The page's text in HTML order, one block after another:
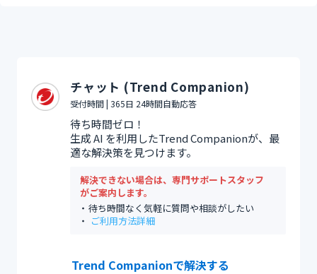
チャット (Trend Companion)
受付時間 | 365日 24時間自動応答
待ち時間ゼロ！
生成 AI を利用したTrend Companionが、最
適な解決策を見つけます。
解決できない場合は、専門サポートスタッフ
がご案内します。
待ち時間なく気軽に質問や相談がしたい
ご利用方法詳細
Trend Companionで解決する